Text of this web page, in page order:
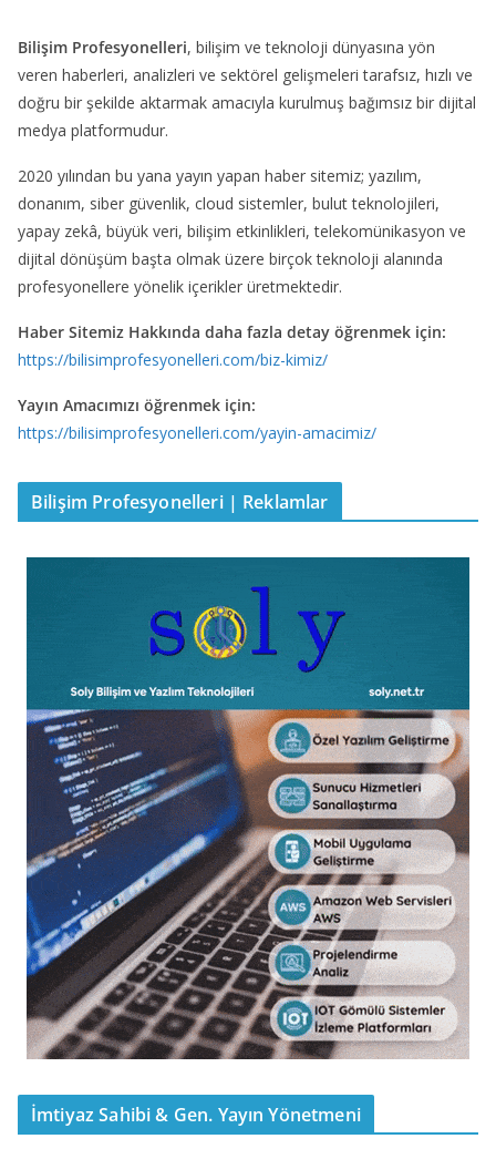
Bilişim Profesyonelleri, bilişim ve teknoloji dünyasına yön
veren haberleri, analizleri ve sektörel gelişmeleri tarafsız, hızlı ve
doğru bir şekilde aktarmak amacıyla kurulmuş bağımsız bir dijital
medya platformudur.
2020 yılından bu yana yayın yapan haber sitemiz; yazılım,
donanım, siber güvenlik, cloud sistemler, bulut teknolojileri,
yapay zekâ, büyük veri, bilişim etkinlikleri, telekomünikasyon ve
dijital dönüşüm başta olmak üzere birçok teknoloji alanında
profesyonellere yönelik içerikler üretmektedir.
Haber Sitemiz Hakkında daha fazla detay öğrenmek için:
https://bilisimprofesyonelleri.com/biz-kimiz/
Yayın Amacımızı öğrenmek için:
https://bilisimprofesyonelleri.com/yayin-amacimiz/
Bilişim Profesyonelleri | Reklamlar
İmtiyaz Sahibi & Gen. Yayın Yönetmeni